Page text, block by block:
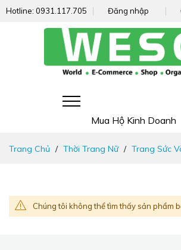
Hotline: 0931.117.705 Đăng nhập
Mua Hộ Kinh Doanh
nhanh
Trang Chủ Thời Trang Nữ Trang Sức
Chúng tôi không thể tìm thấy sản phẩm